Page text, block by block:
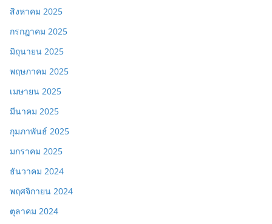
สิงหาคม 2025
กรกฎาคม 2025
มิถุนายน 2025
พฤษภาคม 2025
เมษายน 2025
มีนาคม 2025
กุมภาพันธ์ 2025
มกราคม 2025
ธันวาคม 2024
พฤศจิกายน 2024
ตุลาคม 2024